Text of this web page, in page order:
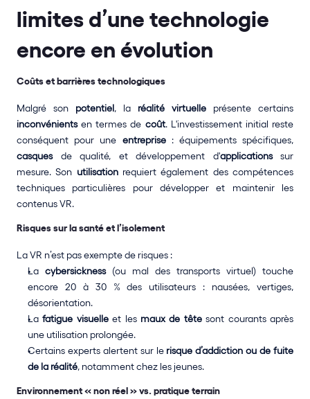
limites d’une technologie
encore en évolution
Coûts et barrières technologiques
Malgré son potentiel, la réalité virtuelle
inconvénients en termes de coût. L'investissement initial reste
conséquent pour une entreprise
casques de qualité, et développement d'applications sur
mesure. Son utilisation requiert également des compétences
techniques particulières pour développer et maintenir les
contenus VR.
Risques sur la santé et l’isolement
La VR n’est pas exempte de risques :
La cybersickness (ou mal des transports virtuel) touche
encore 20 à 30 % des utilisateurs : nausées, vertiges,
désorientation.
La fatigue visuelle et les maux de tête sont courants après
une utilisation prolongée.
Certains experts alertent sur le risque d’addiction ou de fuite
de la réalité, notamment chez les jeunes.
Environnement « non réel » vs. pratique terrain